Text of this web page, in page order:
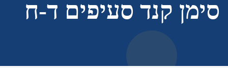
סימן קנד סעיפים ד-ח